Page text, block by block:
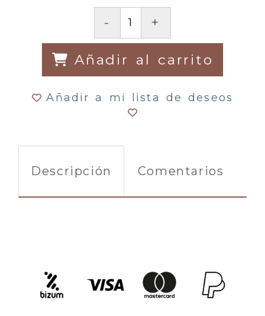
- +
Añadir al carrito
Añadir a mi lista de deseos
Descripción Comentarios